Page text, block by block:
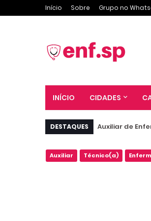
Início Sobre Grupo no
INÍCIO CIDADES
DESTAQUES Auxiliar de
Auxiliar Técnico(a)